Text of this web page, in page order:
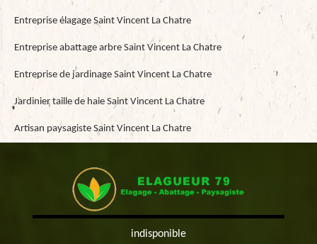
Entreprise élagage Saint Vincent La Chatre
Entreprise abattage arbre Saint Vincent La Chatre
Entreprise de jardinage Saint Vincent La Chatre
Jardinier taille de haie Saint Vincent La Chatre
Artisan paysagiste Saint Vincent La Chatre
indisponible